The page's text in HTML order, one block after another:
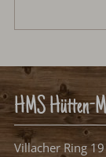
HMS Hütten-
Villacher Ring 19